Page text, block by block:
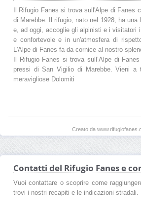
Il Rifugio Fanes si trova sull'Alpe di Fanes
di Marebbe. Il rifugio, nato nel 1928, ha una
e, ad oggi, accoglie gli alpinisti e i visitatori
e confortevole e in un'atmosfera di
L'Alpe di Fanes fa da cornice al nostro
Il Rifugio Fanes si trova sull’Alpe di
pressi di San Vigilio di Marebbe. Vieni a
meravigliose Dolomiti
Creato da
Contatti del Rifugio Fanes e
Vuoi contattare o scoprire come
trovi i nostri recapiti e le indicazioni stradali.